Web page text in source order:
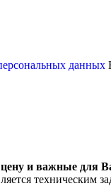
данных
и важные для
техническим